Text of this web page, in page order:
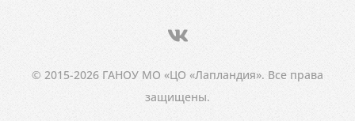
© 2015-2026 ГАНОУ МО «ЦО «Лапландия». Все права
защищены.